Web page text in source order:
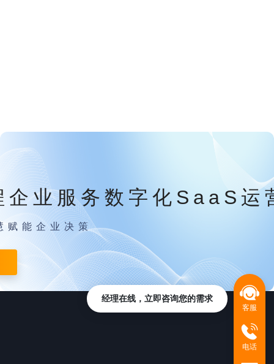
企业服务数字化SaaS运
赋能企业决策
客服
电话
经理在线，立即咨询您的需求